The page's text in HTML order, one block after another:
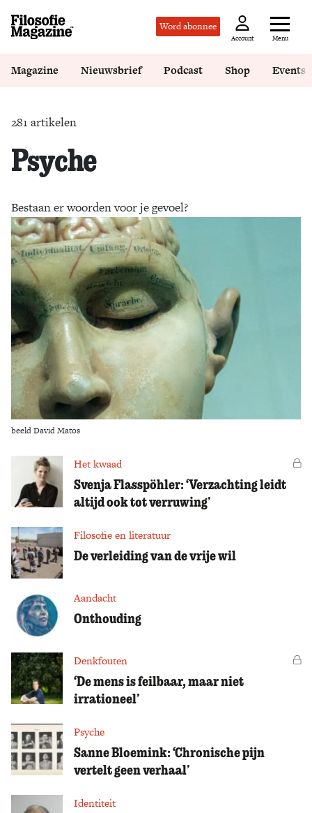
Word abonnee
Account Menu
Magazine Nieuwsbrief Podcast Shop Events
281 artikelen
Psyche
Bestaan er woorden voor je gevoel?
beeld David Matos
Het kwaad
Svenja Flasspöhler: ‘Verzachting leidt
altijd ook tot verruwing’
Filosofie en literatuur
De verleiding van de vrije wil
Aandacht
Onthouding
Denkfouten
‘De mens is feilbaar, maar niet
irrationeel’
Psyche
Sanne Bloemink: ‘Chronische pijn
vertelt geen verhaal’
Identiteit